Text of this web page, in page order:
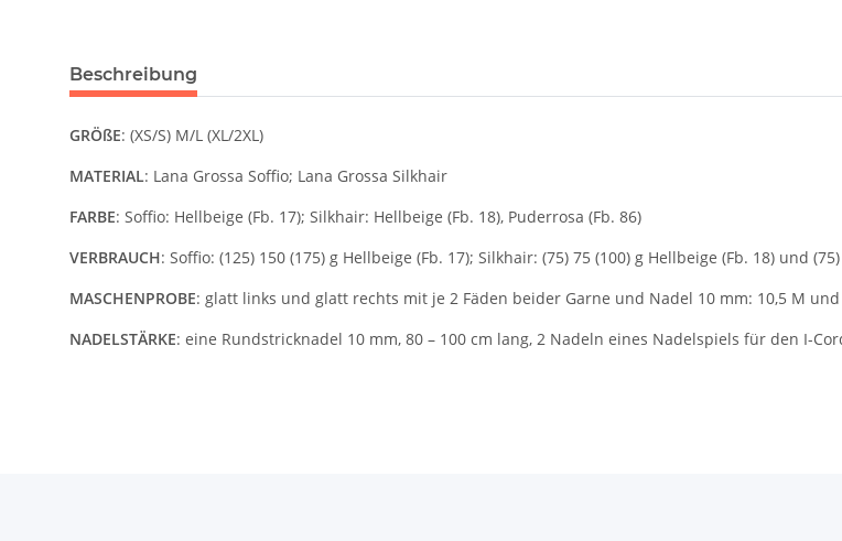
Beschreibung
GRÖßE: (XS/S) M/L (XL/2XL)
MATERIAL: Lana Grossa Soffio; Lana Grossa Silkhair
FARBE: Soffio: Hellbeige (Fb. 17); Silkhair: Hellbeige (Fb. 18), Puderrosa (Fb. 86)
VERBRAUCH: Soffio: (125) 150 (175) g Hellbeige (Fb. 17); Silkhair: (75) 75 (100) g Hellbeige (Fb. 18) und
MASCHENPROBE: glatt links und glatt rechts mit je 2 Fäden beider Garne und Nadel 10 mm: 10,5 M
NADELSTÄRKE: eine Rundstricknadel 10 mm, 80 – 100 cm lang, 2 Nadeln eines Nadelspiels